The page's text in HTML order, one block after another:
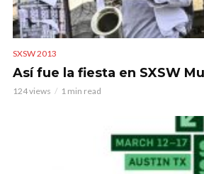
SXSW 2013
Así fue la fiesta en SXSW
124 views 1 min read